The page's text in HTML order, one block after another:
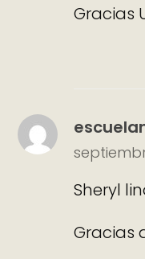
Gracias
Sheryl
Gracias